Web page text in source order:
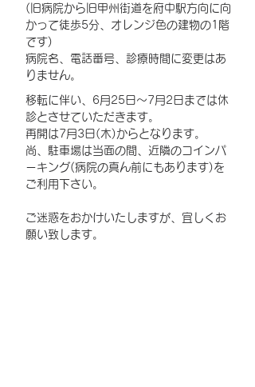
(旧病院から旧甲州街道を府中駅方向に向
かって徒歩5分、オレンジ色の建物の1階
です)
病院名、電話番号、診療時間に変更はあ
りません。
移転に伴い、6月25日～7月2日までは休
診とさせていただきます。
再開は7月3日(木)からとなります。
尚、駐車場は当面の間、近隣のコインパ
ーキング(病院の真ん前にもあります)を
ご利用下さい。
ご迷惑をおかけいたしますが、宜しくお
願い致します。